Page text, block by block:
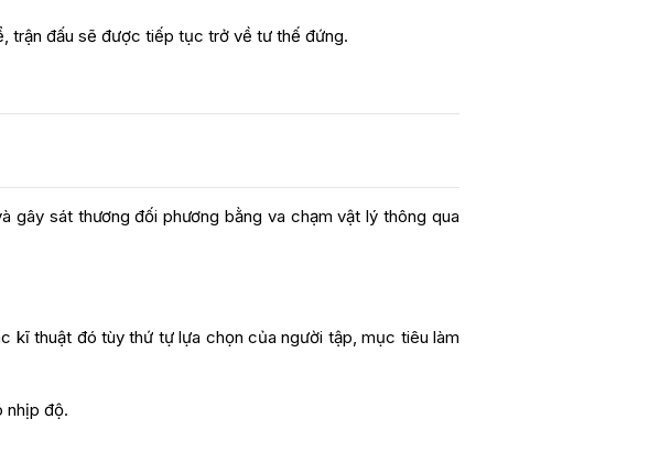
trận đấu sẽ được tiếp tục trở về tư thế đứng.
sát thương đối phương bằng va chạm vật lý thông qua
kĩ thuật đó tùy thứ tự lựa chọn của người tập, mục tiêu làm
nhịp độ.